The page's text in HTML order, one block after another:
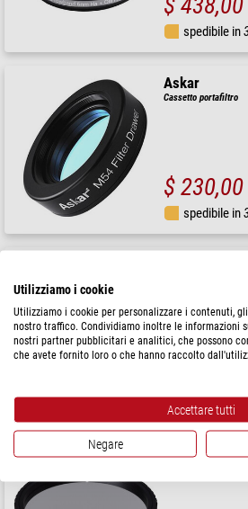
spedibile in
Askar
Cassetto portafiltro
$ 230,00
spedibile in
Filtro Colour Magic
spedibile in
Filtro Colour Magic
Utilizziamo i cookie
Utilizziamo i cookie per personalizzare i contenuti,
nostro traffico. Condividiamo inoltre le informazioni
nostri partner pubblicitari e analitici, che possono
che avete fornito loro o che hanno raccolto
Accettare tutti
Negare